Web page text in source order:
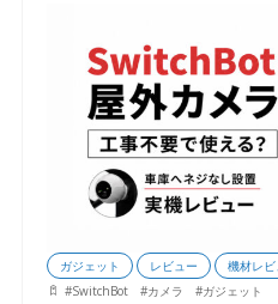
ガジェット レビュー 機材レビ
#SwitchBot #カメラ #ガジェット